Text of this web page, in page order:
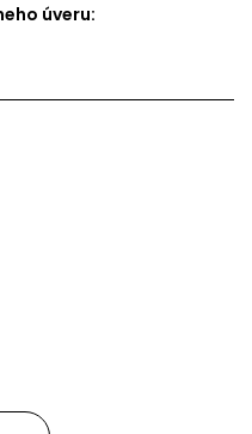
úveru: